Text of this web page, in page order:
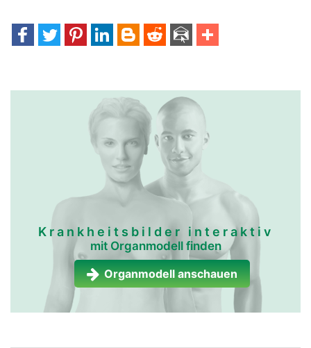
frau
mann
Krankheitsbilder interaktiv
mit Organmodell finden
Organmodell anschauen